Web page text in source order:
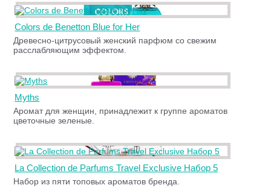
Colors de Benetton Blue for Her
Древесно-цитрусовый женский парфюм со свежим
расслабляющим эффектом.
Myths
Аромат для женщин, принадлежит к группе ароматов
цветочные зеленые.
La Collection de Parfums Travel Exclusive Набор 5
Набор из пяти топовых ароматов бренда.